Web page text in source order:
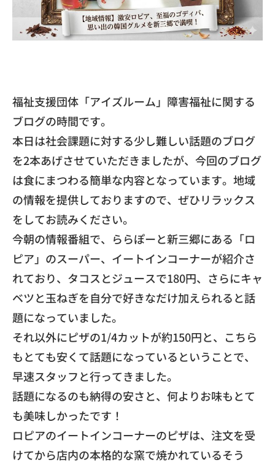
福祉支援団体「アイズルーム」 障害福祉に関する
ブログの時間です。
本日は社会課題に対する少し難しい話題のブログ
を2本あげさせていただきましたが、 今回のブログ
は食にまつわる簡単な内容となっています。 地域
の情報を提供しておりますので、 ぜひリラックス
をしてお読みください。
​今朝の情報番組で、ららぽーと新三郷にある「ロ
ピア」 のスーパー、イートインコーナーが紹介さ
れており、 タコスとジュースで180円、 さらにキャ
ベツと玉ねぎを自分で好きなだけ加えられると話
題になっていました。
それ以外にピザの1/4カットが約150円と、 こちら
もとても安くて話題になっているということで、
早速スタッフと行ってきました。
話題になるのも納得の安さと、 何よりお味もとて
も美味しかったです！
ロピアのイートインコーナーのピザは、 注文を受
けてから店内の本格的な窯で焼かれているそう